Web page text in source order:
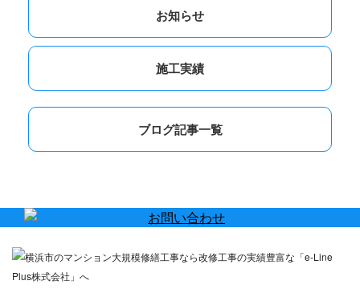
お知らせ
施工実績
ブログ記事一覧